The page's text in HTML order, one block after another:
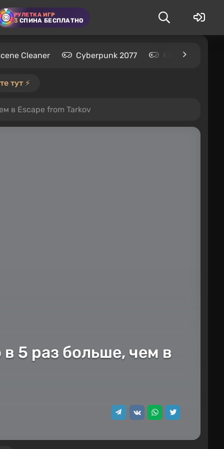
РУЛЕТКА ИГР
3 СПИНА БЕСПЛАТНО
Cleaner Cyberpunk 2077 Kingdom
тут ⚡️
в Escape from Tarkov
5 раз больше, чем в